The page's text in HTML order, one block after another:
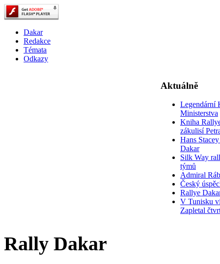
Dakar
Redakce
Témata
Odkazy
Aktuálně
Legendární
Ministerstva
Kniha
zákulisí
Hans
Dakar
Silk Way
týmů
Admiral
Český
Rallye
V Tunisku
Zapletal
Rally Dakar